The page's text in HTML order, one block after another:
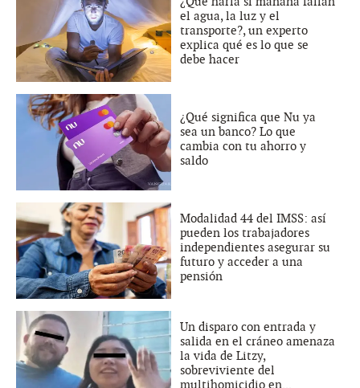
el agua, la luz y el
transporte?, un experto
explica qué es lo que se
debe hacer
¿Qué significa que Nu ya
sea un banco? Lo que
cambia con tu ahorro y
saldo
Modalidad 44 del IMSS: así
pueden los trabajadores
independientes asegurar su
futuro y acceder a una
pensión
Un disparo con entrada y
salida en el cráneo amenaza
la vida de Litzy,
sobreviviente del
multihomicidio en...